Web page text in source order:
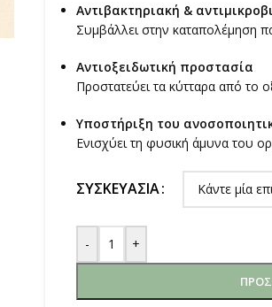
Αντιβακτηριακή &
Συμβάλλει στην καταπολέμηση
Αντιοξειδωτική προστασία
Προστατεύει τα κύτταρα από το
Υποστήριξη του
Ενισχύει τη φυσική άμυνα του
ΣΥΣΚΕΥΑΣΊΑ
- +